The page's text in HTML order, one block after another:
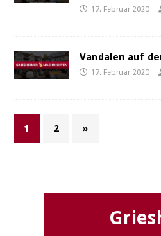
17. Februar 2020
Vandalen auf
17. Februar 2020
1 2 »